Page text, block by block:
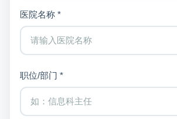
医院名称 *
职位/部门 *